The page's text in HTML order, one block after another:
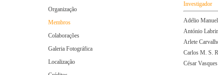
Organização
Membros
Colaborações
Galeria Fotográfica
Localização
Investigador
Adélio Manuel
António
Arlete
Carlos M. S.
César Vasques